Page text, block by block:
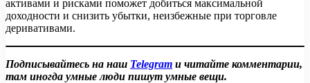
активами и рисками поможет добиться максимальной
доходности и снизить убытки, неизбежные при торговле
деривативами.
Подписывайтесь на наш Telegram и читайте комментарии,
там иногда умные люди пишут умные вещи.